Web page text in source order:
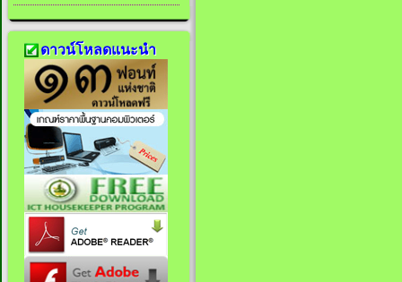
ดาวน์โหลดแนะนำ